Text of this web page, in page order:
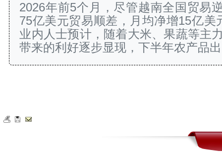
2026年前5个月，尽管越南全国贸易
75亿美元贸易顺差，月均净增15亿美
业内人士预计，随着大米、果蔬等主
带来的利好逐步显现，下半年农产品